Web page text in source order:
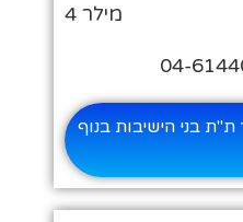
מילר 4
בני הישיבות בנוף